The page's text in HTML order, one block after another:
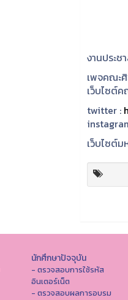
งานประ
เพจคณะ
เว็บไซต์
twitter :
เว็บไซต์ม
นักศึกษาปัจจุบัน
- ตรวจสอบการใช้รหัส
อินเตอร์เน็ต
- ตรวจสอบผลการอบรม